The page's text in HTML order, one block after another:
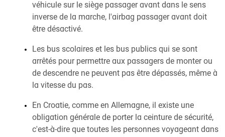
véhicule sur le siège passager avant dans le sens
inverse de la marche, l'airbag passager avant doit
être désactivé.
Les bus scolaires et les bus publics qui se sont
arrêtés pour permettre aux passagers de monter ou
de descendre ne peuvent pas être dépassés, même à
la vitesse du pas.
En Croatie, comme en Allemagne, il existe une
obligation générale de porter la ceinture de sécurité,
c'est-à-dire que toutes les personnes voyageant dans